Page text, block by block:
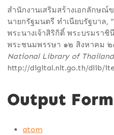
สำนักงานเสริมสร้างเอกลักษณ์
นายกรัฐมนตรี ทำเนียบรัฐบาล,
พระนางเจ้าสิริกิติ์ พระบรมราชิ
พระชนมพรรษา ๑๒ สิงหาคม ๒
National Library of Thailand
http://digital.nlt.go.th/dlib/
Output
atom